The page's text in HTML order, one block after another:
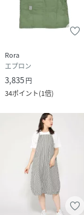
Rora
エプロン
3,835円
34ポイント(1倍)